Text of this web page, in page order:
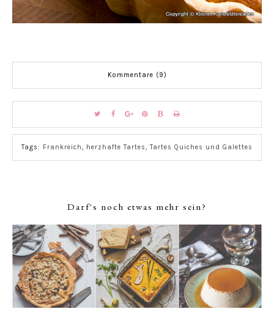
Kommentare (9)
Tags: Frankreich, herzhafte Tartes,Tartes Quiches und Galettes
Darf's noch etwas mehr sein?